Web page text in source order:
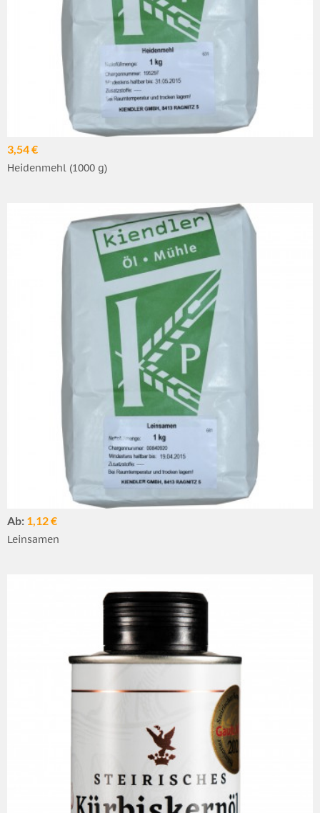
3,54 €
Heidenmehl (1000 g)
Ab: 1,12 €
Leinsamen